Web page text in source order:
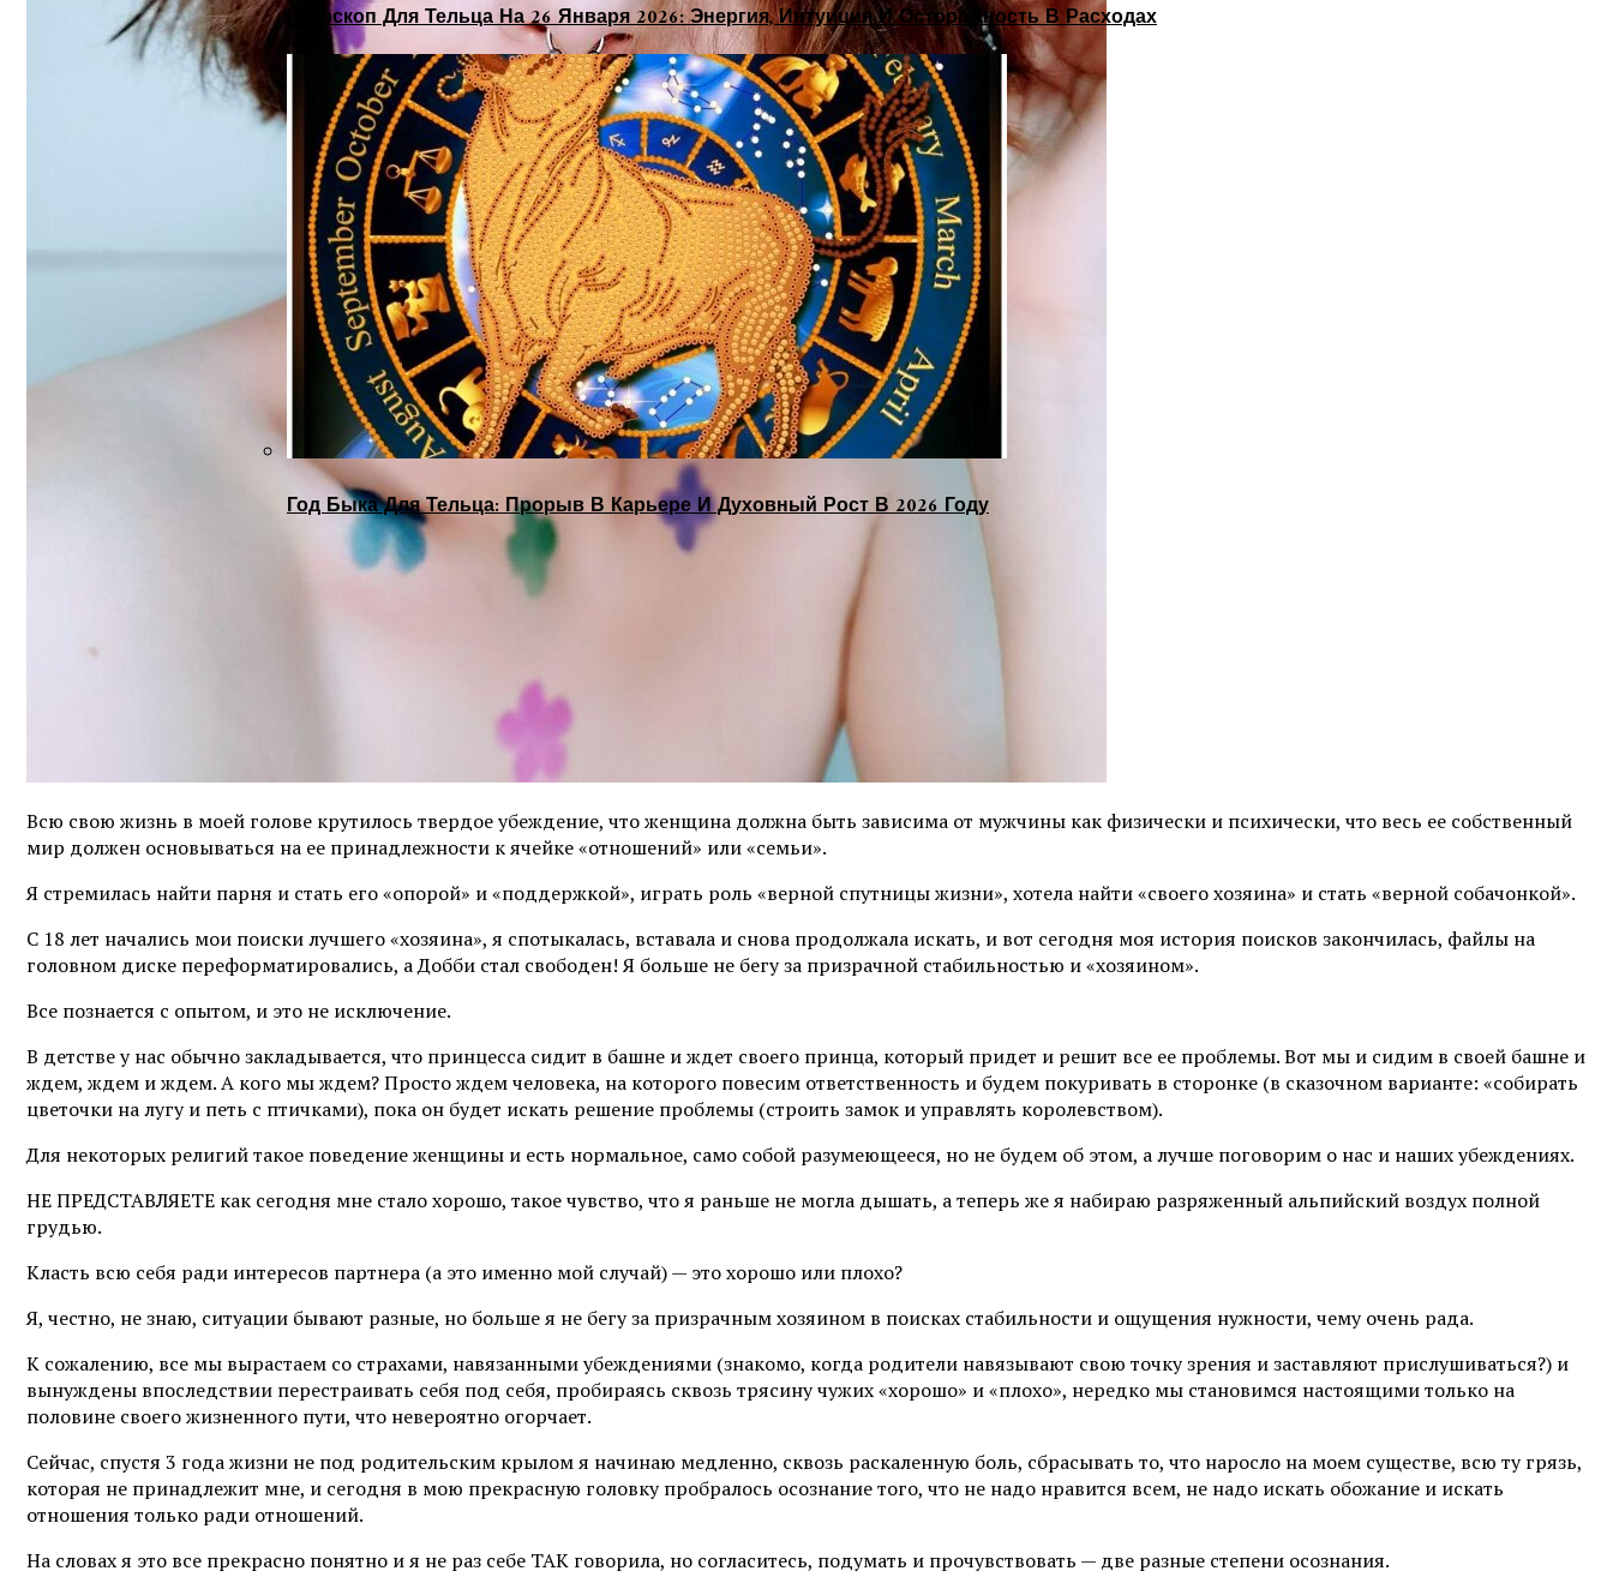
Гороскоп Для Тельца На 26 Января 2026: Энергия, Интуиция И Осторожность В Расходах
Год Быка Для Тельца: Прорыв В Карьере И Духовный Рост В 2026 Году
Всю свою жизнь в моей голове крутилось твердое убеждение, что женщина должна быть зависима от мужчины как физически и психически, что весь ее собственный
мир должен основываться на ее принадлежности к ячейке «отношений» или «семьи».
Я стремилась найти парня и стать его «опорой» и «поддержкой», играть роль «верной спутницы жизни», хотела найти «своего хозяина» и стать «верной собачонкой».
С 18 лет начались мои поиски лучшего «хозяина», я спотыкалась, вставала и снова продолжала искать, и вот сегодня моя история поисков закончилась, файлы на
головном диске переформатировались, а Добби стал свободен! Я больше не бегу за призрачной стабильностью и «хозяином».
Все познается с опытом, и это не исключение.
В детстве у нас обычно закладывается, что принцесса сидит в башне и ждет своего принца, который придет и решит все ее проблемы. Вот мы и сидим в своей башне и
ждем, ждем и ждем. А кого мы ждем? Просто ждем человека, на которого повесим ответственность и будем покуривать в сторонке (в сказочном варианте: «собирать
цветочки на лугу и петь с птичками), пока он будет искать решение проблемы (строить замок и управлять королевством).
Для некоторых религий такое поведение женщины и есть нормальное, само собой разумеющееся, но не будем об этом, а лучше поговорим о нас и наших убеждениях.
НЕ ПРЕДСТАВЛЯЕТЕ как сегодня мне стало хорошо, такое чувство, что я раньше не могла дышать, а теперь же я набираю разряженный альпийский воздух полной
грудью.
Класть всю себя ради интересов партнера (а это именно мой случай) — это хорошо или плохо?
Я, честно, не знаю, ситуации бывают разные, но больше я не бегу за призрачным хозяином в поисках стабильности и ощущения нужности, чему очень рада.
К сожалению, все мы вырастаем со страхами, навязанными убеждениями (знакомо, когда родители навязывают свою точку зрения и заставляют прислушиваться?) и
вынуждены впоследствии перестраивать себя под себя, пробираясь сквозь трясину чужих «хорошо» и «плохо», нередко мы становимся настоящими только на
половине своего жизненного пути, что невероятно огорчает.
Сейчас, спустя 3 года жизни не под родительским крылом я начинаю медленно, сквозь раскаленную боль, сбрасывать то, что наросло на моем существе, всю ту грязь,
которая не принадлежит мне, и сегодня в мою прекрасную головку пробралось осознание того, что не надо нравится всем, не надо искать обожание и искать
отношения только ради отношений.
На словах я это все прекрасно понятно и я не раз себе ТАК говорила, но согласитесь, подумать и прочувствовать — две разные степени осознания.